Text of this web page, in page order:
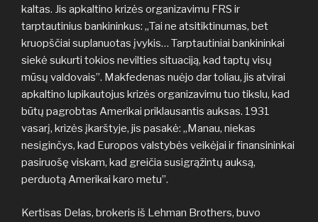
kaltas. Jis apkaltino krizės organizavimu FRS ir
tarptautinius bankininkus: „Tai ne atsitiktinumas, bet
kruopščiai suplanuotas įvykis… Tarptautiniai bankininkai
siekė sukurti tokios nevilties situaciją, kad taptų visų
mūsų valdovais”. Makfedenas nuėjo dar toliau, jis atvirai
apkaltino lupikautojus krizės organizavimu tuo tikslu, kad
būtų pagrobtas Amerikai priklausantis auksas. 1931
vasarį, krizės įkarštyje, jis pasakė: „Manau, niekas
nesiginčys, kad Europos valstybės veikėjai ir finansininkai
pasiruošę viskam, kad greičia susigrąžintų auksą,
perduotą Amerikai karo metu”.
Kertisas Delas, brokeris iš Lehman Brothers, buvo